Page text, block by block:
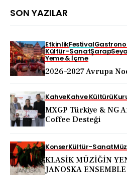
SON YAZILAR
EtkinlikFestival
Kültür-SanatŞarap
Yeme & İçme
2026–2027 Avrupa
KahveKahve Kültürü
MXGP Türkiye & NG
Coffee Desteği
KonserKültür-Sanat
KLASİK MÜZİĞİN
JANOSKA ENSEMBLE